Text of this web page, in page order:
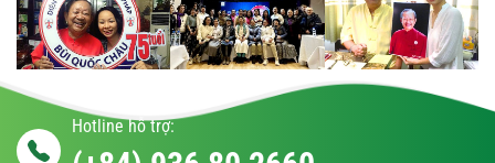
Hotline hỗ trợ: